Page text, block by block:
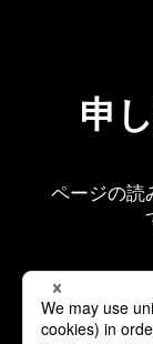
申
ページの読